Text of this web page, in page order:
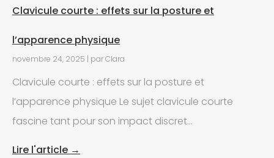
Clavicule courte : effets sur la posture et
l’apparence physique
novembre 24, 2025 | par Clara
Clavicule courte : effets sur la posture et
l’apparence physique Le sujet clavicule courte
fascine tant pour son impact discret...
Lire l'article →